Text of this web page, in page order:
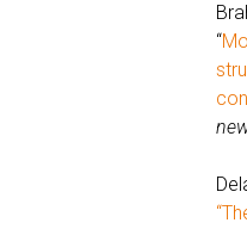
“